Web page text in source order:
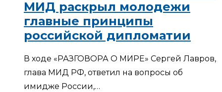
МИД раскрыл молодежи
главные принципы
российской дипломатии
В ходе «РАЗГОВОРА О МИРЕ» Сергей Лавров,
глава МИД РФ, ответил на вопросы об
имидже России,…